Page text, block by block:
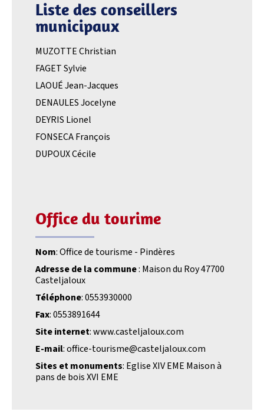
Liste des conseillers
municipaux
MUZOTTE Christian
FAGET Sylvie
LAOUÉ Jean-Jacques
DENAULES Jocelyne
DEYRIS Lionel
FONSECA François
DUPOUX Cécile
Office du tourime
Nom: Office de tourisme - Pindères
Adresse de la commune: Maison du Roy 47700
Casteljaloux
Téléphone: 0553930000
Fax: 0553891644
Site internet: www.casteljaloux.com
E-mail: office-tourisme@casteljaloux.com
Sites et monuments: Eglise XIV EME Maison à
pans de bois XVI EME